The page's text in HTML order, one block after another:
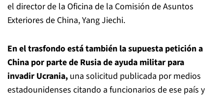
el director de la Oficina de la Comisión de Asuntos
Exteriores de China, Yang Jiechi.
En el trasfondo está también la supuesta petición a
China por parte de Rusia de ayuda militar para
invadir Ucrania, una solicitud publicada por medios
estadounidenses citando a funcionarios de ese país y